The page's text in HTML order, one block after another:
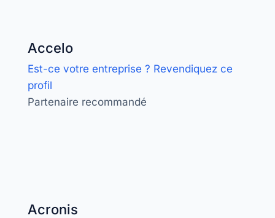
Accelo
Est-ce votre entreprise ? Revendiquez ce
profil
Partenaire recommandé
Acronis